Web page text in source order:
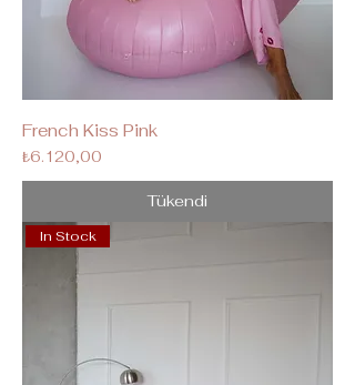
French Kiss Pink
Fiyat
₺6.120,00
Tükendi
In Stock